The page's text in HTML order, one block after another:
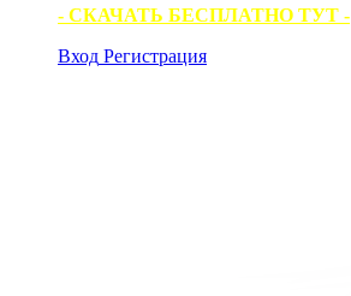
- СКАЧАТЬ БЕСПЛАТНО ТУТ -
Вход Регистрация